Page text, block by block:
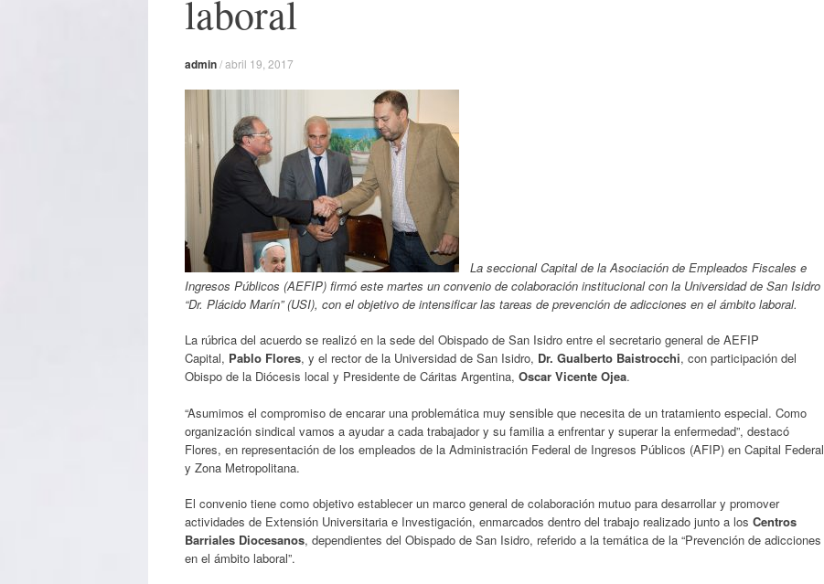
laboral
admin/abril 19, 2017
La seccional Capital de la Asociación de Empleados Fiscales e
Ingresos Públicos (AEFIP) firmó este martes un convenio de colaboración institucional con la Universidad de San Isidro
“Dr. Plácido Marín” (USI), con el objetivo de intensificar las tareas de prevención de adicciones en el ámbito laboral.
La rúbrica del acuerdo se realizó en la sede del Obispado de San Isidro entre el secretario general de AEFIP
Capital, Pablo Flores, y el rector de la Universidad de San Isidro, Dr. Gualberto Baistrocchi, con participación del
Obispo de la Diócesis local y Presidente de Cáritas Argentina, Oscar Vicente Ojea.
“Asumimos el compromiso de encarar una problemática muy sensible que necesita de un tratamiento especial. Como
organización sindical vamos a ayudar a cada trabajador y su familia a enfrentar y superar la enfermedad”, destacó
Flores, en representación de los empleados de la Administración Federal de Ingresos Públicos (AFIP) en Capital Federal
y Zona Metropolitana.
El convenio tiene como objetivo establecer un marco general de colaboración mutuo para desarrollar y promover
actividades de Extensión Universitaria e Investigación, enmarcados dentro del trabajo realizado junto a los Centros
Barriales Diocesanos, dependientes del Obispado de San Isidro, referido a la temática de la “Prevención de adicciones
en el ámbito laboral”.